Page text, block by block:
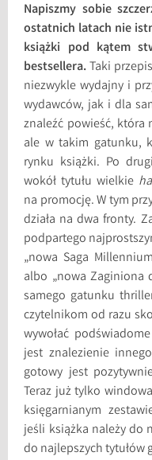
Napiszmy sobie
ostatnich latach nie
książki pod kątem
bestsellera.Taki
niezwykle wydajny i
wydawców, jak i dla
znaleźć powieść, która
ale w takim gatunku,
rynku książki. Po
wokół tytułu wielkie
na promocję. W tym
działa na dwa fronty.
podpartego
„nowa Saga
albo „nowa Zaginiona
samego gatunku
czytelnikom od razu
wywołać
jest znalezienie
gotowy jest
Teraz już tylko
księgarnianym
jeśli książka należy do
do najlepszych tytułów